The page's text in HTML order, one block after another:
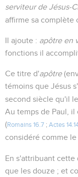
serviteur de Jésus-
affirme sa complète
Il ajoute : apôtre en
fonctions il
Ce titre d'apôtre
témoins que Jésus
second siècle qu'il
Au temps de Paul, il
(Romains 16.7 ; Actes
considéré comme
En s'attribuant cette
que les douze ; et